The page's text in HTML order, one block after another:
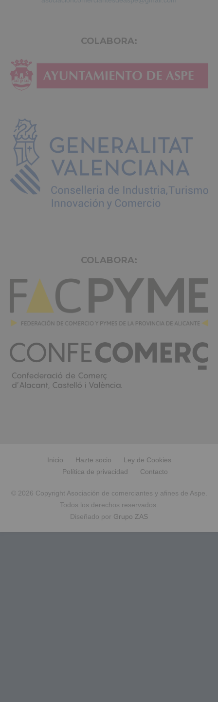
COLABORA:
COLABORA:
Inicio Hazte socio
Ley de Cookies
Política de privacidad
Contacto
© 2026 Copyright Asociación de comerciantes y afines de Aspe.
Todos los derechos reservados.
Diseñado por Grupo ZAS